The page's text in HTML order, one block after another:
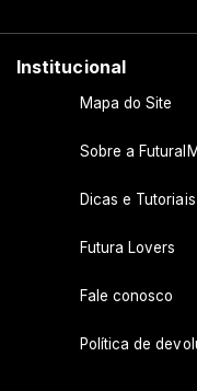
Institucional
Mapa do Site
Sobre a FuturaIM
Dicas e Tutoriais
Futura Lovers
Fale conosco
Política de